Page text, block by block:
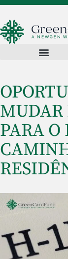
MUDAR
PARA